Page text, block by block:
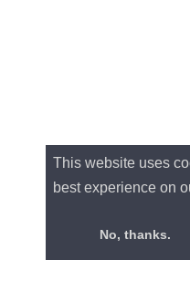
This website uses
best experience on
No, thanks.